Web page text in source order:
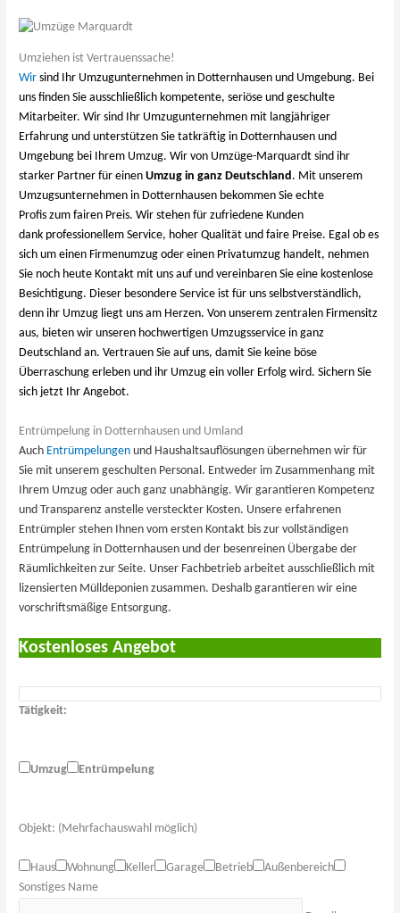
Umziehen ist Vertrauenssache!
Wir sind Ihr Umzugunternehmen in Dotternhausen und Umgebung. Bei
uns finden Sie ausschließlich kompetente, seriöse und geschulte
Mitarbeiter. Wir sind Ihr Umzugunternehmen mit langjähriger
Erfahrung und unterstützen Sie tatkräftig in Dotternhausen und
Umgebung bei Ihrem Umzug. Wir von Umzüge-Marquardt sind ihr
starker Partner für einenUmzug in ganz Deutschland . Mit unserem
Umzugsunternehmen in Dotternhausen bekommen Sie echte
Profis zum fairen Preis. Wir stehen für zufriedene Kunden
dank professionellem Service, hoher Qualität und faire Preise. Egal ob es
sich um einen Firmenumzug oder einen Privatumzug handelt, nehmen
Sie noch heute Kontakt mit uns auf und vereinbaren Sie eine kostenlose
Besichtigung. Dieser besondere Service ist für uns selbstverständlich,
denn ihr Umzug liegt uns am Herzen. Von unserem zentralen Firmensitz
aus, bieten wir unseren hochwertigen Umzugsservice in ganz
Deutschland an. Vertrauen Sie auf uns, damit Sie keine böse
Überraschung erleben und ihr Umzug ein voller Erfolg wird. Sichern Sie
sich jetzt Ihr Angebot.
Entrümpelung in Dotternhausen und Umland
Auch Entrümpelungen und Haushaltsauflösungen übernehmen wir für
Sie mit unserem geschulten Personal. Entweder im Zusammenhang mit
Ihrem Umzug oder auch ganz unabhängig. Wir garantieren Kompetenz
und Transparenz anstelle versteckter Kosten. Unsere erfahrenen
Entrümpler stehen Ihnen vom ersten Kontakt bis zur vollständigen
Entrümpelung in Dotternhausen und der besenreinen Übergabe der
Räumlichkeiten zur Seite. Unser Fachbetrieb arbeitet ausschließlich mit
lizensierten Mülldeponien zusammen. Deshalb garantieren wir eine
vorschriftsmäßige Entsorgung.
Kostenloses Angebot
Tätigkeit:
Umzug Entrümpelung
Objekt: (Mehrfachauswahl möglich)
Haus Wohnung Keller Garage Betrieb
Außenbereich
Sonstiges Name